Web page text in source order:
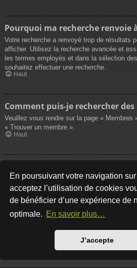
En poursuivant votre navigation
acceptez l’utilisation de cookies
de bénéficier d’une expérience de
optimale. En savoir plus…
J’accepte
Pourquoi ma recherche renvoie
Votre recherche a renvoyé trop de résultats
afficher. Utilisez la recherche avancée et
les termes employés et dans la sélection
souhaitez effectuer une recherche.
Haut
Comment puis-je rechercher des
Veuillez vous rendre sur la page « Membres
« Trouver un membre ».
Haut
Comment puis-je retrouver mes
sujets ?
Vos propres messages peuvent être
« Afficher vos messages » dans le panneau
soit en cliquant sur le lien « Rechercher les
sur la page de votre propre profil ou soit en
« Raccourcis » situé sur la partie
recherche de vos propres sujets, utilisez la
remplissez convenablement les options qui